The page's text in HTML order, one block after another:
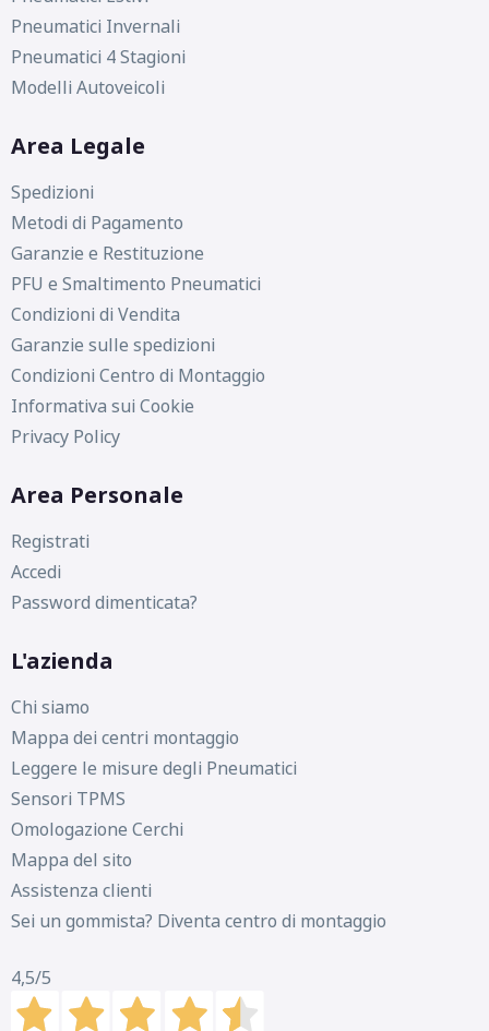
Pneumatici Invernali
Pneumatici 4 Stagioni
Modelli Autoveicoli
Area Legale
Spedizioni
Metodi di Pagamento
Garanzie e Restituzione
PFU e Smaltimento Pneumatici
Condizioni di Vendita
Garanzie sulle spedizioni
Condizioni Centro di Montaggio
Informativa sui Cookie
Privacy Policy
Area Personale
Registrati
Accedi
Password dimenticata?
L'azienda
Chi siamo
Mappa dei centri montaggio
Leggere le misure degli Pneumatici
Sensori TPMS
Omologazione Cerchi
Mappa del sito
Assistenza clienti
Sei un gommista? Diventa centro di montaggio
4,5/5